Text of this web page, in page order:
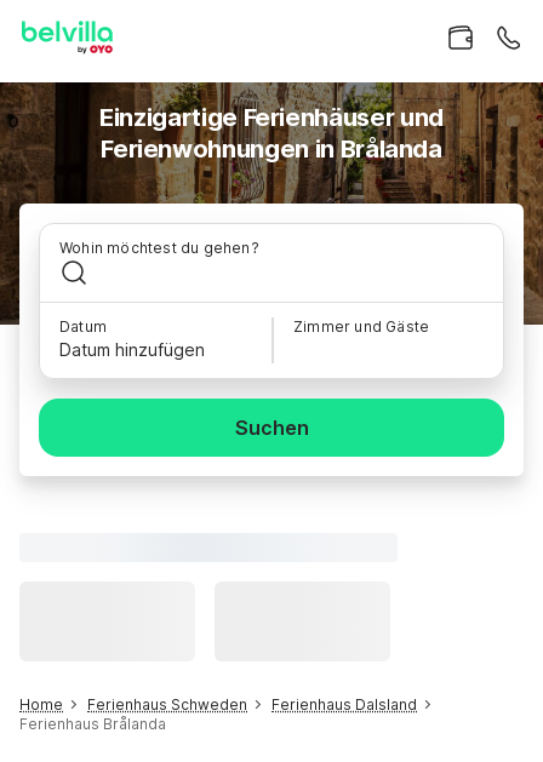
Einzigartige Ferienhäuser und
Ferienwohnungen in Brålanda
Wohin möchtest du gehen?
Datum
Datum hinzufügen
Zimmer und Gäste
Suchen
Home Ferienhaus Schweden
Ferienhaus Dalsland
Ferienhaus Brålanda